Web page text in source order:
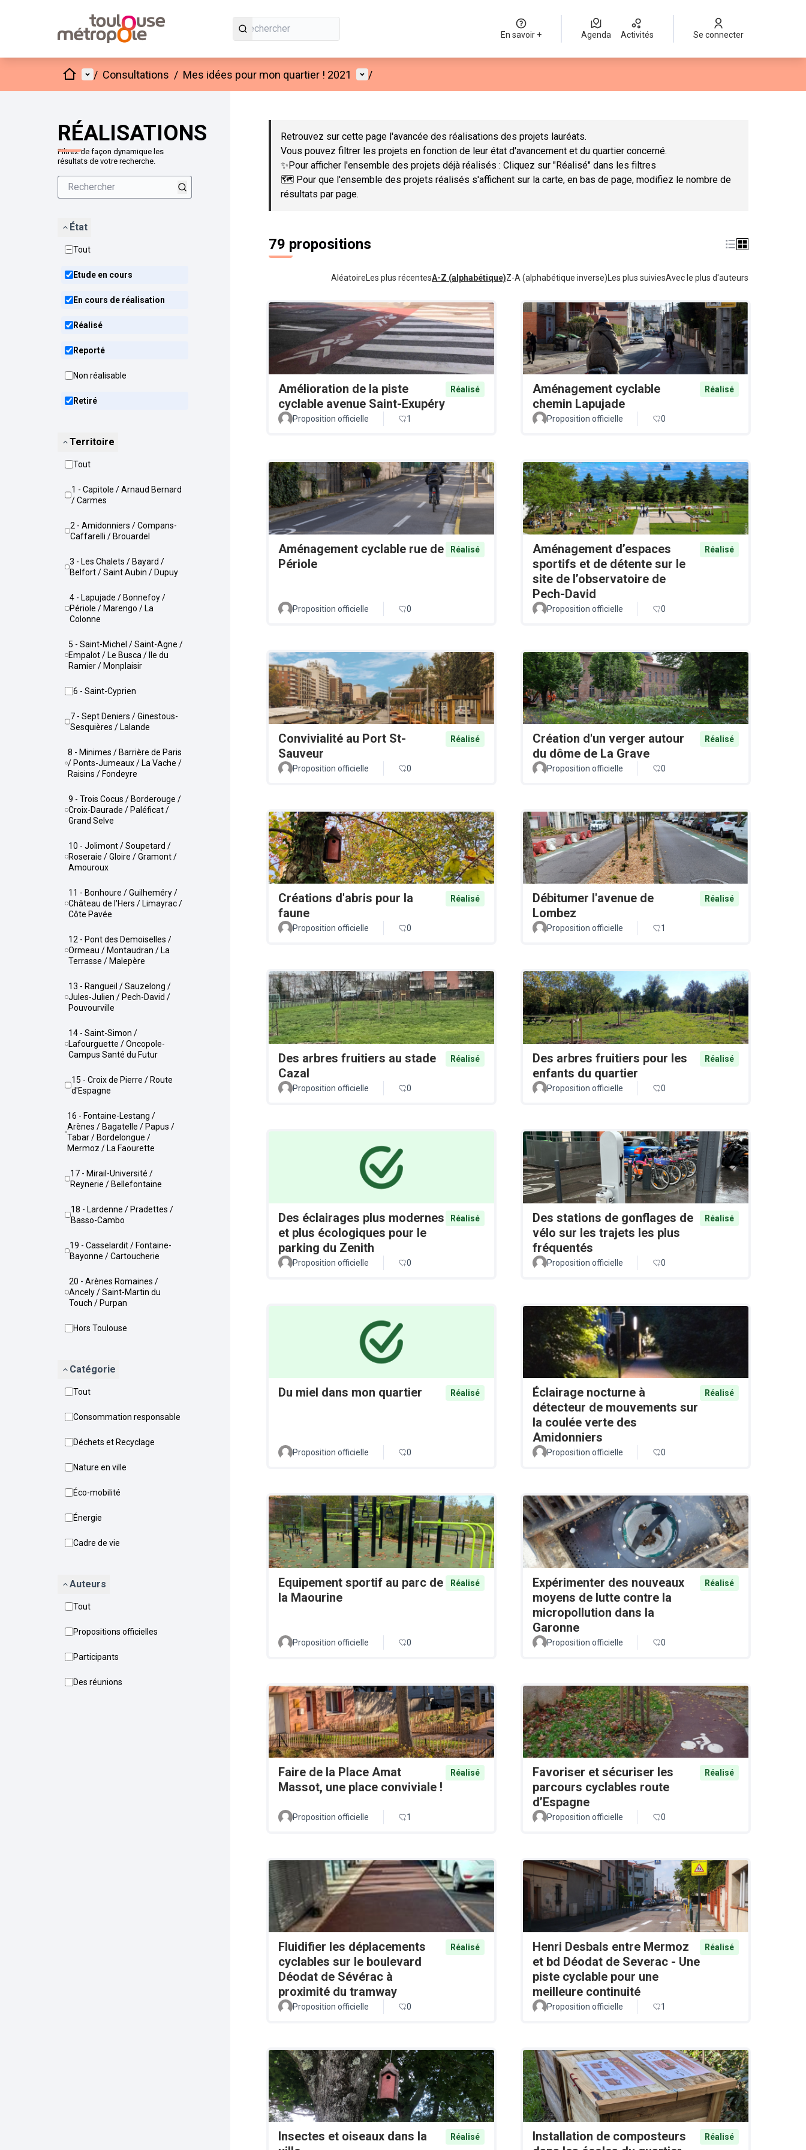
En savoir + Agenda Activités Se connecter
AccueilMenu principal
/ Consultations / Mes idées pour mon quartier ! 2021 Menu utilisateur
/
RÉALISATIONS
Filtrez de façon dynamique les
résultats de votre recherche.
État
Tout
Etude en cours
En cours de réalisation
Réalisé
Reporté
Non réalisable
Retiré
Territoire
Tout
1 - Capitole / Arnaud Bernard
/ Carmes
2 - Amidonniers / Compans-
Caffarelli / Brouardel
3 - Les Chalets / Bayard /
Belfort / Saint Aubin / Dupuy
4 - Lapujade / Bonnefoy /
Périole / Marengo / La
Colonne
5 - Saint-Michel / Saint-Agne /
Empalot / Le Busca / Ile du
Ramier / Monplaisir
6 - Saint-Cyprien
7 - Sept Deniers / Ginestous-
Sesquières / Lalande
8 - Minimes / Barrière de Paris
/ Ponts-Jumeaux / La Vache /
Raisins / Fondeyre
9 - Trois Cocus / Borderouge /
Croix-Daurade / Paléficat /
Grand Selve
10 - Jolimont / Soupetard /
Roseraie / Gloire / Gramont /
Amouroux
11 - Bonhoure / Guilheméry /
Château de l'Hers / Limayrac /
Côte Pavée
12 - Pont des Demoiselles /
Ormeau / Montaudran / La
Terrasse / Malepère
13 - Rangueil / Sauzelong /
Jules-Julien / Pech-David /
Pouvourville
14 - Saint-Simon /
Lafourguette / Oncopole-
Campus Santé du Futur
15 - Croix de Pierre / Route
d'Espagne
16 - Fontaine-Lestang /
Arènes / Bagatelle / Papus /
Tabar / Bordelongue /
Mermoz / La Faourette
17 - Mirail-Université /
Reynerie / Bellefontaine
18 - Lardenne / Pradettes /
Basso-Cambo
19 - Casselardit / Fontaine-
Bayonne / Cartoucherie
20 - Arènes Romaines /
Ancely / Saint-Martin du
Touch / Purpan
Hors Toulouse
Catégorie
Tout
Consommation responsable
Déchets et Recyclage
Nature en ville
Éco-mobilité
Énergie
Cadre de vie
Auteurs
Tout
Propositions officielles
Participants
Des réunions
Passer la carte
Retrouvez sur cette page l'avancée des réalisations des projets lauréats.
Vous pouvez filtrer les projets en fonction de leur état d'avancement et du quartier concerné.
✨Pour afficher l'ensemble des projets déjà réalisés : Cliquez sur "Réalisé" dans les filtres
🗺️ Pour que l'ensemble des projets réalisés s'affichent sur la carte, en bas de page, modifiez le nombre de
résultats par page.
79 propositions
Aléatoire Les plus récentesA-Z (alphabétique)Z-A (alphabétique inverse) Les plus suiviesAvec le plus d'auteurs
Amélioration de la piste
cyclable avenue Saint-Exupéry
Réalisé
Proposition officielle 1
Aménagement cyclable
chemin Lapujade
Réalisé
Proposition officielle 0
Aménagement cyclable rue de
Périole
Réalisé
Proposition officielle 0
Aménagement d’espaces
sportifs et de détente sur le
site de l’observatoire de
Pech-David
Réalisé
Proposition officielle 0
Convivialité au Port St-
Sauveur
Réalisé
Proposition officielle 0
Création d'un verger autour
du dôme de La Grave
Réalisé
Proposition officielle 0
Créations d'abris pour la
faune
Réalisé
Proposition officielle 0
Débitumer l'avenue de
Lombez
Réalisé
Proposition officielle 1
Des arbres fruitiers au stade
Cazal
Réalisé
Proposition officielle 0
Des arbres fruitiers pour les
enfants du quartier
Réalisé
Proposition officielle 0
Des éclairages plus modernes
et plus écologiques pour le
parking du Zenith
Réalisé
Proposition officielle 0
Des stations de gonflages de
vélo sur les trajets les plus
fréquentés
Réalisé
Proposition officielle 0
Du miel dans mon quartier Réalisé
Proposition officielle 0
Éclairage nocturne à
détecteur de mouvements sur
la coulée verte des
Amidonniers
Réalisé
Proposition officielle 0
Equipement sportif au parc de
la Maourine
Réalisé
Proposition officielle 0
Expérimenter des nouveaux
moyens de lutte contre la
micropollution dans la
Garonne
Réalisé
Proposition officielle 0
Faire de la Place Amat
Massot, une place conviviale !
Réalisé
Proposition officielle 1
Favoriser et sécuriser les
parcours cyclables route
d’Espagne
Réalisé
Proposition officielle 0
Fluidifier les déplacements
cyclables sur le boulevard
Déodat de Sévérac à
proximité du tramway
Réalisé
Proposition officielle 0
Henri Desbals entre Mermoz
et bd Déodat de Severac - Une
piste cyclable pour une
meilleure continuité
Réalisé
Proposition officielle 1
Insectes et oiseaux dans la
Réalisé
Installation de composteurs
Réalisé